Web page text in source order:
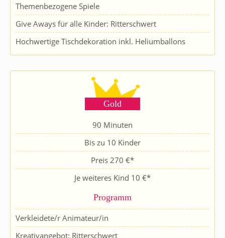
Themenbezogene Spiele
Give Aways für alle Kinder: Ritterschwert
Hochwertige Tischdekoration inkl. Heliumballons
Gold
90 Minuten
Bis zu 10 Kinder
Preis 270 €*
Je weiteres Kind 10 €*
Programm
Verkleidete/r Animateur/in
Kreativangebot: Ritterschwert